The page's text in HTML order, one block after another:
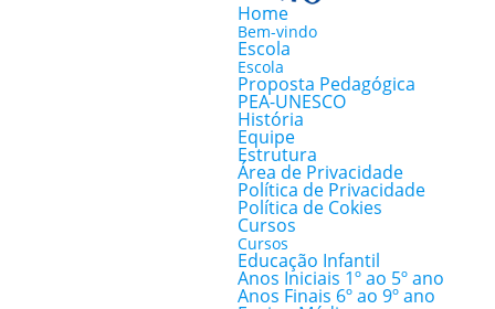
Home
Bem-vindo
Escola
Escola
Proposta Pedagógica
PEA-UNESCO
História
Equipe
Estrutura
Área de Privacidade
Política de Privacidade
Política de Cokies
Cursos
Cursos
Educação Infantil
Anos Iniciais 1º ao 5º ano
Anos Finais 6º ao 9º ano